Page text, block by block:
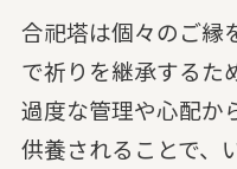
合祀塔は個々のご縁
で祈りを継承するた
過度な管理や心配か
供養されることで、